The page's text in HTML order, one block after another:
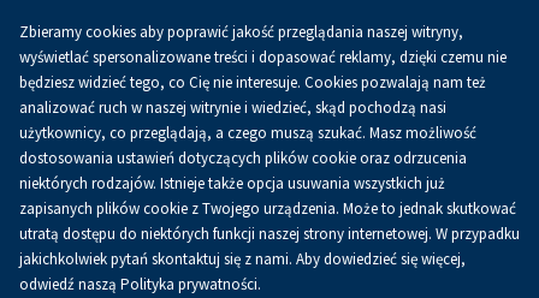
0.00 złKoszykPL
Strona główna O firmie Aktualności
Aktualności
Zbieramy cookies aby poprawić jakość przeglądania naszej witryny,
wyświetlać spersonalizowane treści i dopasować reklamy, dzięki czemu nie
będziesz widzieć tego, co Cię nie interesuje. Cookies pozwalają nam też
analizować ruch w naszej witrynie i wiedzieć, skąd pochodzą nasi
użytkownicy, co przeglądają, a czego muszą szukać. Masz możliwość
dostosowania ustawień dotyczących plików cookie oraz odrzucenia
niektórych rodzajów. Istnieje także opcja usuwania wszystkich już
zapisanych plików cookie z Twojego urządzenia. Może to jednak skutkować
utratą dostępu do niektórych funkcji naszej strony internetowej. W przypadku
jakichkolwiek pytań skontaktuj się z nami. Aby dowiedzieć się więcej,
odwiedź naszą Polityka prywatności.